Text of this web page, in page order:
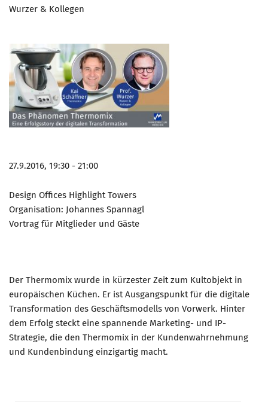
Wurzer & Kollegen
27.9.2016, 19:30 - 21:00
Design Offices Highlight Towers
Organisation: Johannes Spannagl
Vortrag für Mitglieder und Gäste
Der Thermomix wurde in kürzester Zeit zum Kultobjekt in
europäischen Küchen. Er ist Ausgangspunkt für die digitale
Transformation des Geschäftsmodells von Vorwerk. Hinter
dem Erfolg steckt eine spannende Marketing- und IP-
Strategie, die den Thermomix in der Kundenwahrnehmung
und Kundenbindung einzigartig macht.